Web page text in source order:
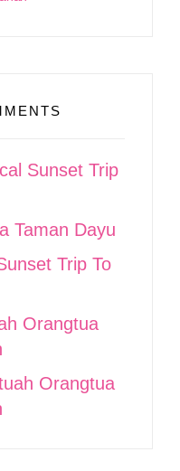
Sunset Trip
Taman Dayu
Trip To
Orangtua
Orangtua